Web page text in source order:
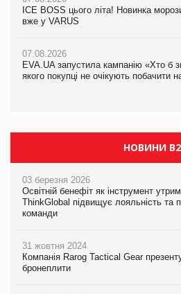
ICE BOSS цього літа! Новинка
вже у VARUS
07.08.2026
EVA.UA запустила кампанію «Хто б
якого покупці не очікують побачити
ICE BOSS цього літа! Новинка
вже у VARUS
07.08.2026
EVA.UA запустила кампанію «Хто б
якого покупці не очікують побачити
НОВИНИ
03 березня 2026
Освітній бенефіт як інструмент
ThinkGlobal підвищує лояльність та
команди
31 жовтня 2024
Компанія Rarog Tactical Gear
бронеплити